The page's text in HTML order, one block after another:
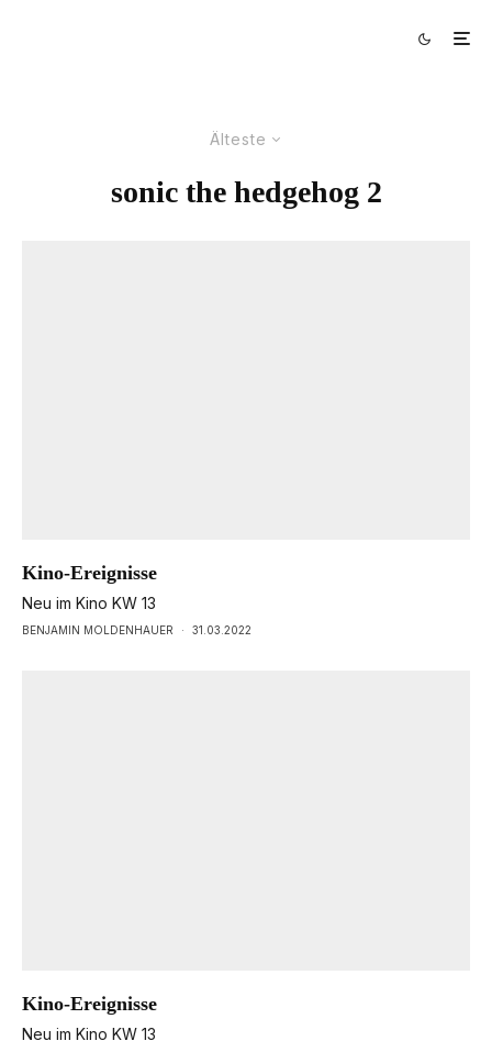
Älteste
sonic the hedgehog 2
Kino-Ereignisse
Neu im Kino KW 13
BENJAMIN MOLDENHAUER · 31.03.2022
Kino-Ereignisse
Neu im Kino KW 13